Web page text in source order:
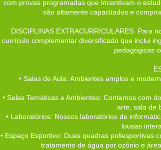
com provas programadas que incentivam o
são altamente capacitados e
DISCIPLINAS EXTRACURRICULARES: Para
currículo complementar diversificado que inclui
pedagógicas
• Salas de Aula: Ambientes amplos e
• Salas Temáticas e Ambientes: Contamos com
arte, sala de
• Laboratórios: Nossos laboratórios de
lousas
• Espaço Esportivo: Duas quadras poliesportivas
tratamento de água por ozônio e